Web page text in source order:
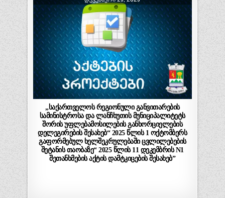
„საქართველოს რეგიონული განვითარების
სამინისტროსა და ლანჩხუთის მუნიციპალიტეტს
შორის უფლებამოსილების განხორციელების
დელეგირების შესახებ“ 2025 წლის 1 ოქტომბერს
გაფორმებულ ხელშეკრულებაში ცვლილებების
შეტანის თაობაზე“ 2025 წლის 11 დეკემბრის N1
შეთანხმების აქტის დამტკიცების შესახებ”